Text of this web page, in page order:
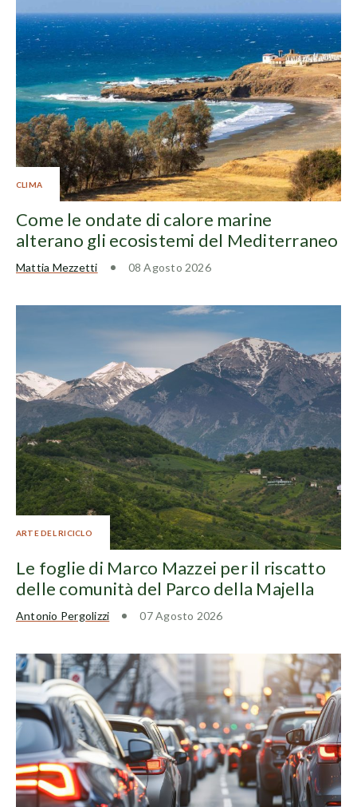
CLIMA
Come le ondate di calore marine
alterano gli ecosistemi del Mediterraneo
Mattia Mezzetti 08 Agosto 2026
ARTE DEL RICICLO
Le foglie di Marco Mazzei per il riscatto
delle comunità del Parco della Majella
Antonio Pergolizzi 07 Agosto 2026